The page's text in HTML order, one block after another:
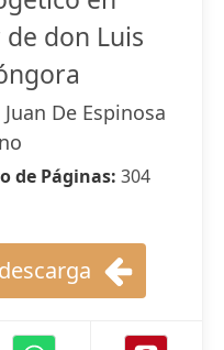
don Luis
Juan De Espinosa
de Páginas: 304